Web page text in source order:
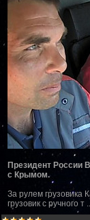
Президент России
с Крымом.
За рулем грузовика
грузовик с ручного т